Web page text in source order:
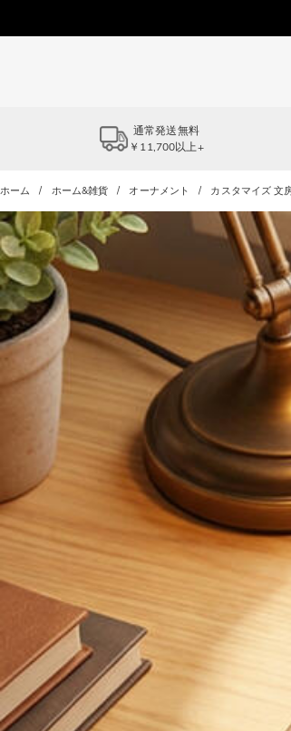
通常発送無料
￥11,700以上+
ホーム ホーム&雑貨 オーナメント カスタマイズ 文